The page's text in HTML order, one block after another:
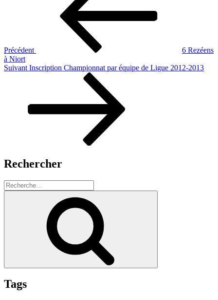
Précédent
6 Rezéens
à Niort
Article
Suivant Inscription Championnat par équipe de Ligue 2012-2013
Rechercher
Recherche
pour
Tags